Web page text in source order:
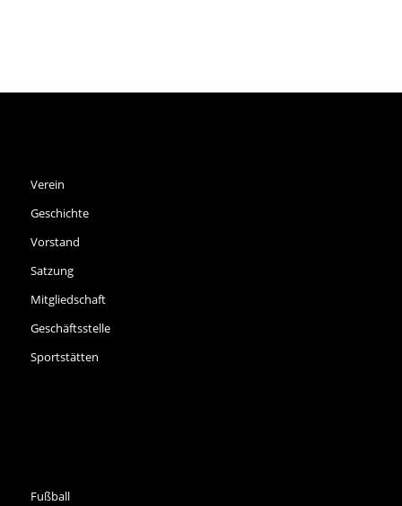
Verein
Geschichte
Vorstand
Satzung
Mitgliedschaft
Geschäftsstelle
Sportstätten
Fußball